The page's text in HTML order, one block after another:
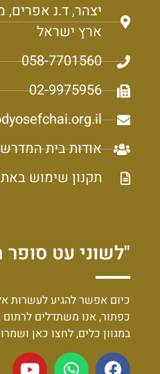
ארץ ישראל
058-7701560
02-9975956
אודות בית
תקנון שימוש
"לשוני עט סופר
כיום אפשר להגיע לעשרות
כפתור, אנו משתדלים
במגוון כלים, לחצו כאן